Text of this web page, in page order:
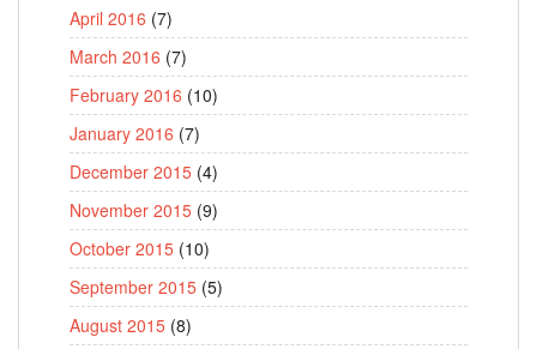
April 2016 (7)
March 2016 (7)
February 2016 (10)
January 2016 (7)
December 2015 (4)
November 2015 (9)
October 2015 (10)
September 2015 (5)
August 2015 (8)